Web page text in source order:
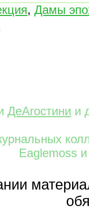
, Дамы
ДеАгостини и
Eaglemoss и